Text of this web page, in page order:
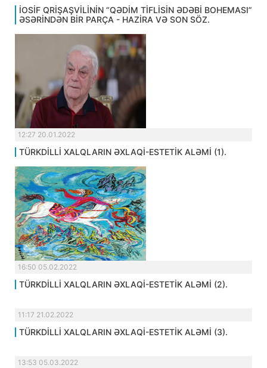
İOSİF QRİŞAŞVİLİNİN “QƏDİM TİFLİSİN ƏDƏBİ BOHEMASI”
ƏSƏRİNDƏN BİR PARÇA - HAZİRA VƏ SON SÖZ.
12:27 20.01.2022
TÜRKDİLLİ XALQLARIN ƏXLAQİ-ESTETİK ALƏMİ (1).
16:50 05.02.2022
TÜRKDİLLİ XALQLARIN ƏXLAQİ-ESTETİK ALƏMİ (2).
11:17 21.02.2022
TÜRKDİLLİ XALQLARIN ƏXLAQİ-ESTETİK ALƏMİ (3).
13:53 05.03.2022